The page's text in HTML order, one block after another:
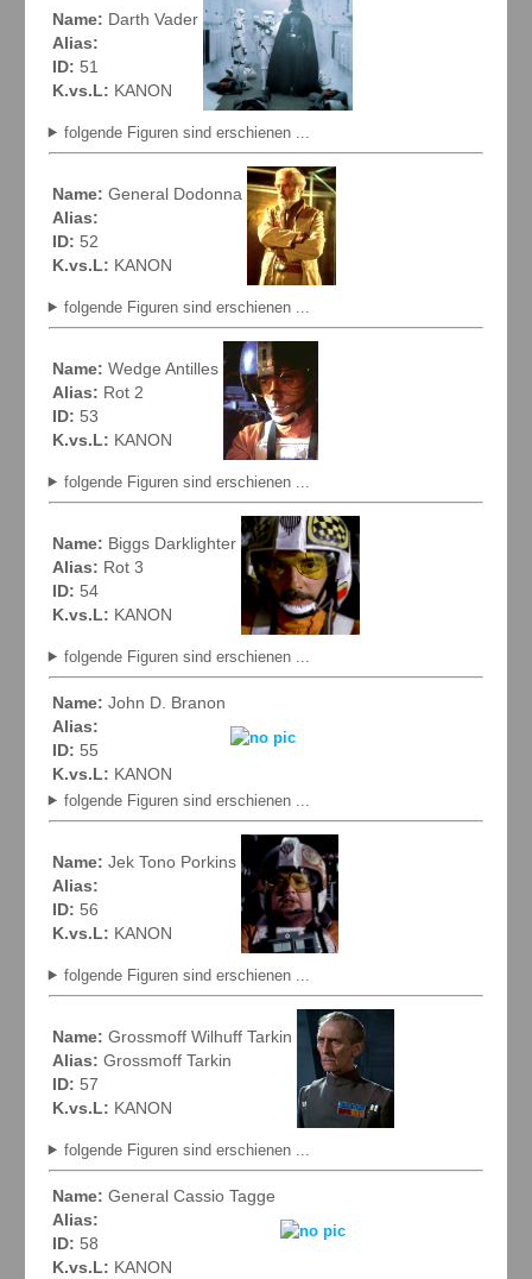
Name: Darth Vader
Alias:
ID: 51
K.vs.L: KANON
folgende Figuren sind erschienen ...
Name: General Dodonna
Alias:
ID: 52
K.vs.L: KANON
folgende Figuren sind erschienen ...
Name: Wedge Antilles
Alias: Rot 2
ID: 53
K.vs.L: KANON
folgende Figuren sind erschienen ...
Name: Biggs Darklighter
Alias: Rot 3
ID: 54
K.vs.L: KANON
folgende Figuren sind erschienen ...
Name: John D. Branon
Alias:
ID: 55
K.vs.L: KANON
folgende Figuren sind erschienen ...
Name: Jek Tono Porkins
Alias:
ID: 56
K.vs.L: KANON
folgende Figuren sind erschienen ...
Name: Grossmoff Wilhuff Tarkin
Alias: Grossmoff Tarkin
ID: 57
K.vs.L: KANON
folgende Figuren sind erschienen ...
Name: General Cassio Tagge
Alias:
ID: 58
K.vs.L: KANON